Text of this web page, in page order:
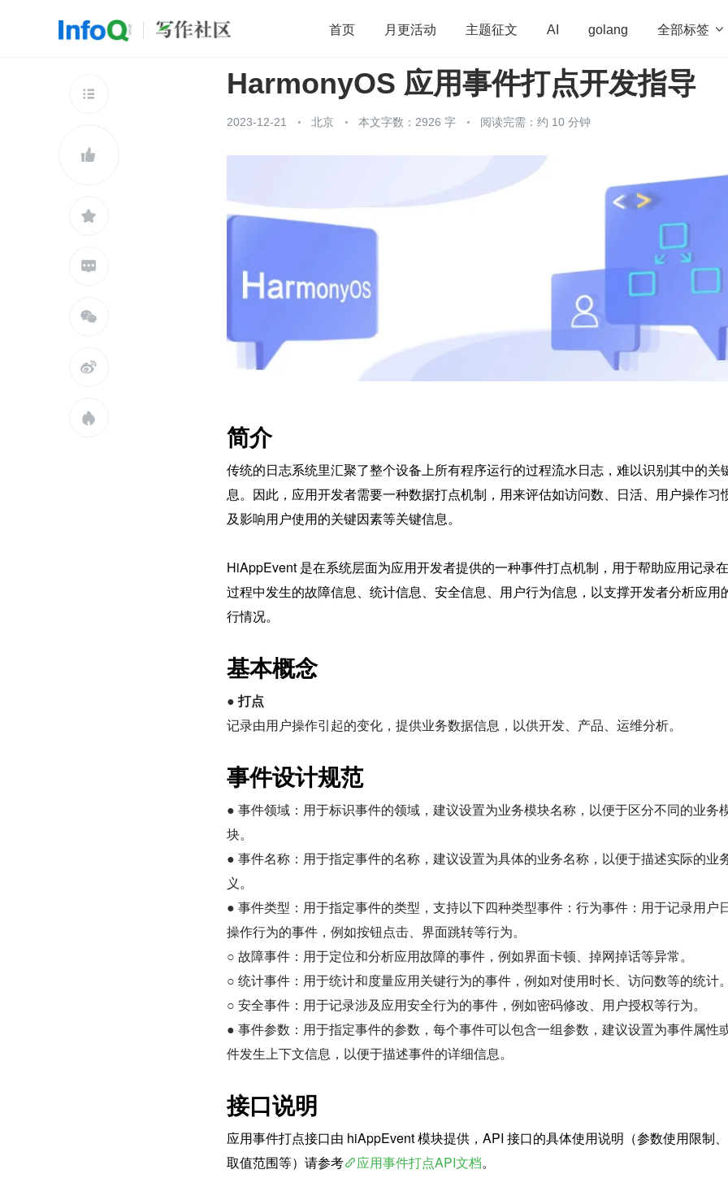
首页 月更活动 主题征文 AI golang 全部标签 
开源 架构 OpenHarmony 算法 学习方法 Web3.0
程序员 运维 深度思考 低代码
查看更多







HarmonyOS 应用事件打点开发指导
2023-12-21 北京 本文字数：2926 字 阅读完需：约 10 分钟
简介
传统的日志系统里汇聚了整个设备上所有程序运行的过程流水日志，难以识别其中的关
息。因此，应用开发者需要一种数据打点机制，用来评估如访问数、日活、用户操作习
及影响用户使用的关键因素等关键信息。
HiAppEvent 是在系统层面为应用开发者提供的一种事件打点机制，用于帮助应用记录
过程中发生的故障信息、统计信息、安全信息、用户行为信息，以支撑开发者分析应用
行情况。
基本概念
● 打点
记录由用户操作引起的变化，提供业务数据信息，以供开发、产品、运维分析。
事件设计规范
● 事件领域：用于标识事件的领域，建议设置为业务模块名称，以便于区分不同的业务
块。
● 事件名称：用于指定事件的名称，建议设置为具体的业务名称，以便于描述实际的业
义。
● 事件类型：用于指定事件的类型，支持以下四种类型事件：行为事件：用于记录用户
操作行为的事件，例如按钮点击、界面跳转等行为。
○ 故障事件：用于定位和分析应用故障的事件，例如界面卡顿、掉网掉话等异常。
○ 统计事件：用于统计和度量应用关键行为的事件，例如对使用时长、访问数等的统计
○ 安全事件：用于记录涉及应用安全行为的事件，例如密码修改、用户授权等行为。
● 事件参数：用于指定事件的参数，每个事件可以包含一组参数，建议设置为事件属性
件发生上下文信息，以便于描述事件的详细信息。
接口说明
应用事件打点接口由 hiAppEvent 模块提供，API 接口的具体使用说明（参数使用限制
取值范围等）请参考
应用事件打点API文档。